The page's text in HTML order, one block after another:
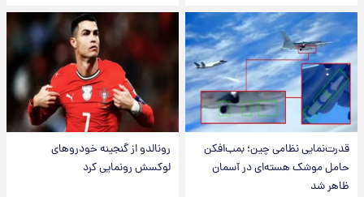
قدرت‌نمایی نظامی چین؛ بمب‌افکن
حامل موشک هسته‌ای در آسمان
ظاهر شد
رونالدو از گنجینه خودروهای
لوکسش رونمایی کرد